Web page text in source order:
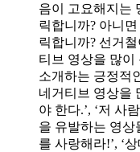
음이 고요해지는
릭합니까? 아니
릭합니까? 선거
티브 영상을 많이
소개하는 긍정적
네거티브 영상을
야 한다.’, ‘저 사
을 유발하는 영상
를 사랑해라!’, ‘